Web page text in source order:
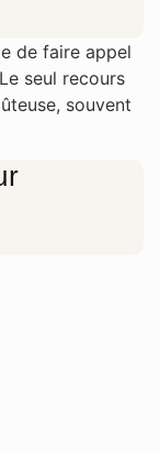
de faire appel
seul recours
souvent